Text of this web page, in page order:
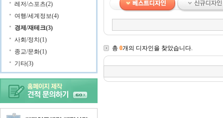
레저/스포츠(2)
여행/세계정보(4)
경제/재테크(3)
사회/정치(1)
종교/문화(1)
기타(3)
총 0개의 디자인을 찾았습니다.